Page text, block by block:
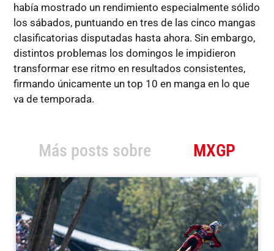
había mostrado un rendimiento especialmente sólido
los sábados, puntuando en tres de las cinco mangas
clasificatorias disputadas hasta ahora. Sin embargo,
distintos problemas los domingos le impidieron
transformar ese ritmo en resultados consistentes,
firmando únicamente un top 10 en manga en lo que
va de temporada.
Más posts sobre MXGP